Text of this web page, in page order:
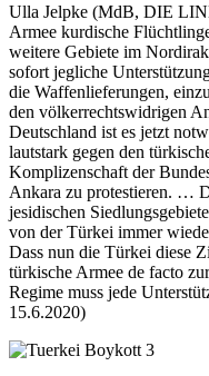
Ulla Jelpke (MdB, DIE
Armee kurdische
weitere Gebiete im
sofort jegliche
die Waffenlieferungen,
den völkerrechtswidrigen
Deutschland ist es jetzt
lautstark gegen den
Komplizenschaft der
Ankara zu protestieren. …
jesidischen
von der Türkei immer
Dass nun die Türkei diese
türkische Armee de facto
Regime muss jede
15.6.2020)